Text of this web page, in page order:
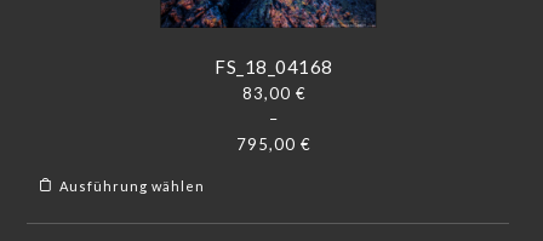
FS_18_04168
83,00 €
–
795,00 €
Ausführung wählen